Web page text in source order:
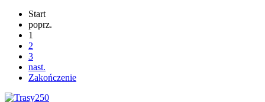
Start
poprz.
1
2
3
nast.
Zakończenie